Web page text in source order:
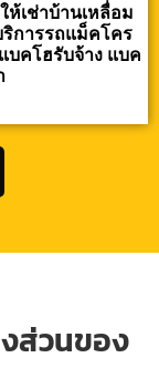
ห้เช่าบ้านเหลื่อม
การรถแม็คโคร
บคโฮรับจ้าง แบค
ส่วนของ